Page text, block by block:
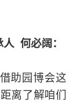
何必阔：
助园博会这
离了解咱们